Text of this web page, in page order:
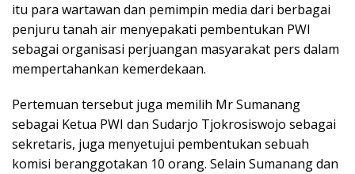
itu para wartawan dan pemimpin media dari berbagai
penjuru tanah air menyepakati pembentukan PWI
sebagai organisasi perjuangan masyarakat pers dalam
mempertahankan kemerdekaan.
Pertemuan tersebut juga memilih Mr Sumanang
sebagai Ketua PWI dan Sudarjo Tjokrosiswojo sebagai
sekretaris, juga menyetujui pembentukan sebuah
komisi beranggotakan 10 orang. Selain Sumanang dan